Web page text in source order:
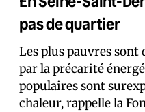
pas de quartier
Les plus pauvres sont
par la précarité
populaires sont
chaleur, rappelle la